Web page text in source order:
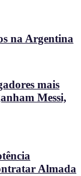
na Argentina
mais
Messi,
Almada